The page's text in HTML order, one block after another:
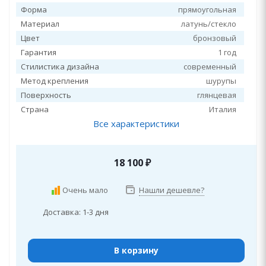
Форма
прямоугольная
Материал
латунь/стекло
Цвет
бронзовый
Гарантия
1 год
Стилистика дизайна
современный
Метод крепления
шурупы
Поверхность
глянцевая
Страна
Италия
Все характеристики
18 100₽
Очень мало Нашли дешевле?
Доставка: 1-3 дня
В корзину